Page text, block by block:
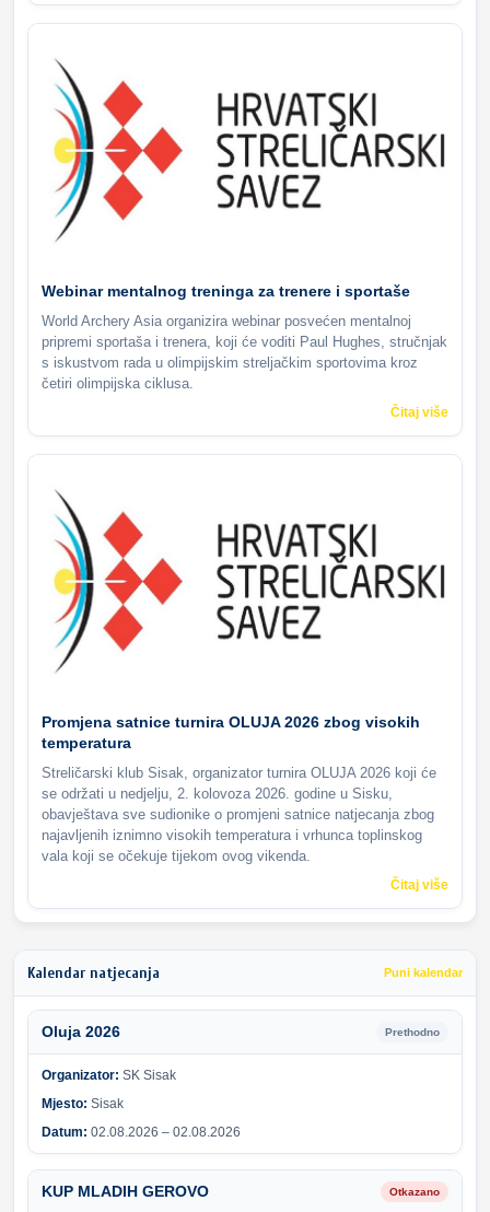
Webinar mentalnog treninga za trenere i sportaše
World Archery Asia organizira webinar posvećen mentalnoj
pripremi sportaša i trenera, koji će voditi Paul Hughes, stručnjak
s iskustvom rada u olimpijskim streljačkim sportovima kroz
četiri olimpijska ciklusa.
Čitaj više
Promjena satnice turnira OLUJA 2026 zbog visokih
temperatura
Streličarski klub Sisak, organizator turnira OLUJA 2026 koji će
se održati u nedjelju, 2. kolovoza 2026. godine u Sisku,
obavještava sve sudionike o promjeni satnice natjecanja zbog
najavljenih iznimno visokih temperatura i vrhunca toplinskog
vala koji se očekuje tijekom ovog vikenda.
Čitaj više
Kalendar natjecanja Puni kalendar
Oluja 2026 Prethodno
Organizator: SK Sisak
Mjesto: Sisak
Datum: 02.08.2026 – 02.08.2026
KUP MLADIH GEROVO Otkazano